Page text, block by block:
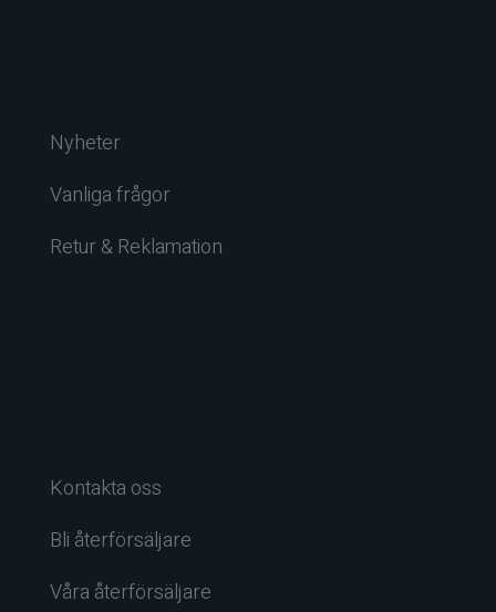
Nyheter
Vanliga frågor
Retur & Reklamation
Kontakta oss
Bli återförsäljare
Våra återförsäljare